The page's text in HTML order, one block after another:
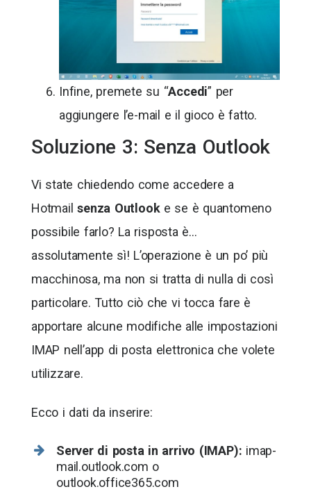
Infine, premete su “Accedi” per
aggiungere l’e-mail e il gioco è fatto.
Soluzione 3: Senza Outlook
Vi state chiedendo come accedere a
Hotmailsenza Outlooke se è quantomeno
possibile farlo? La risposta è…
assolutamente sì! L’operazione è un po’ più
macchinosa, ma non si tratta di nulla di così
particolare. Tutto ciò che vi tocca fare è
apportare alcune modifiche alle impostazioni
IMAP nell’app di posta elettronica che volete
utilizzare.
Ecco i dati da inserire:
Server di posta in arrivo (IMAP): imap-
mail.outlook.com o
outlook.office365.com